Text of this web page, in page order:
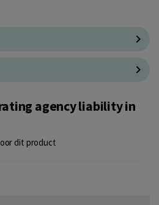
agency liability in
dit product